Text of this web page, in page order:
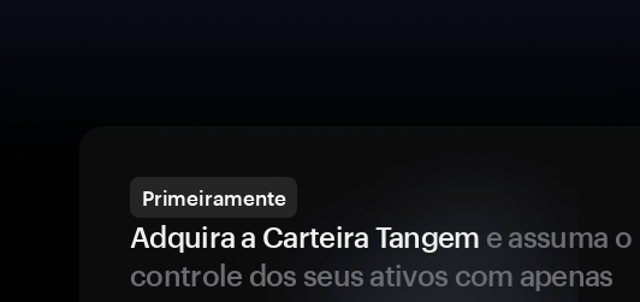
Primeiramente
Adquira a Carteira Tangem e assuma o
controle dos seus ativos com apenas